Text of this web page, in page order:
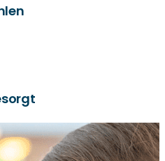
gemütliche
Restaurant mit
und Räumlichkeiten für
zum Haus. Bei
kleine Parkanlage mit
Seniorenresidenz in
nach neuesten
Mitarbeiter kümmern
Gymnastik oder